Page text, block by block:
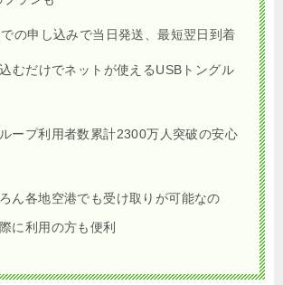
の申し込みで当日発送、最短翌日到着
むだけでネットが使えるUSBトングル
ープ利用者数累計2300万人突破の安心
ん各地空港でも受け取りが可能なの
に利用の方も便利